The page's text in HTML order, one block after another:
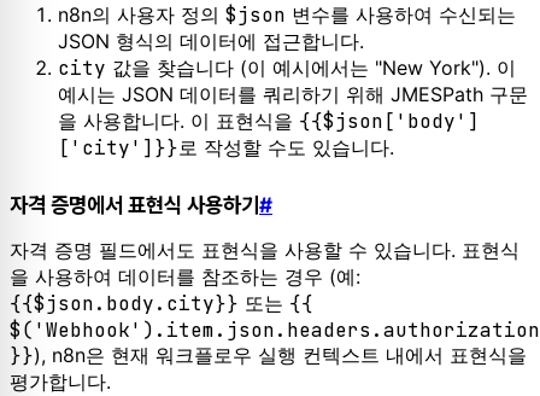
n8n의 사용자 정의 $json 변수를 사용하여 수신되는
JSON 형식의 데이터에 접근합니다.
city 값을 찾습니다 (이 예시에서는 "New York"). 이
예시는 JSON 데이터를 쿼리하기 위해 JMESPath 구문
을 사용합니다. 이 표현식을 {{$json['body']
['city']}}로 작성할 수도 있습니다.
자격 증명에서 표현식 사용하기#
자격 증명 필드에서도 표현식을 사용할 수 있습니다. 표현식
을 사용하여 데이터를 참조하는 경우 (예:
{{$json.body.city}} 또는 {{
$('Webhook').item.json.headers.authorization
}}), n8n은 현재 워크플로우 실행 컨텍스트 내에서 표현식을
평가합니다.